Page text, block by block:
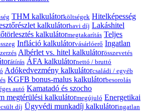
THM kalkulátorköltségek Hitelképesség
kalkulátorhavi díj Lakáshitel
kalkulátormegtakarítás Teljes
Infláció kalkulátorvásárlóerő Ingatlan
Albérlet vs. hitel kalkulátorösszevetés
átírás ÁFA kalkulátornettó / bruttó
Adókedvezmény kalkulátorcsaládi / egyéb
KGFB bonus-malus kalkulátorbesorolás
autó Kamatadó és szocho
megtérülési kalkulátormegújuló Energetikai
díj Ügyvédi munkadíj kalkulátoringatlan